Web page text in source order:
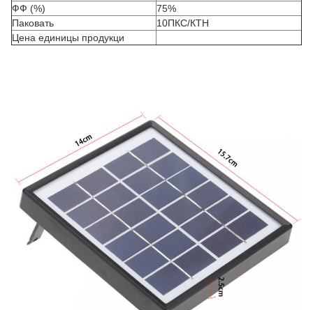
ФФ (%)
75%
Паковать
10ПКС/КТН
Цена единицы продукци